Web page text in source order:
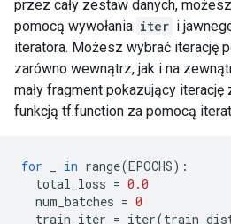
przez cały zestaw danych,
pomocą wywołania iter i
iteratora. Możesz wybrać iterację
zarówno wewnątrz, jak i na
mały fragment pokazujący iterację
funkcją tf.function za pomocą
for in range(EPOCHS):
total_loss = 0.0
num_batches = 0
train_iter = iter(